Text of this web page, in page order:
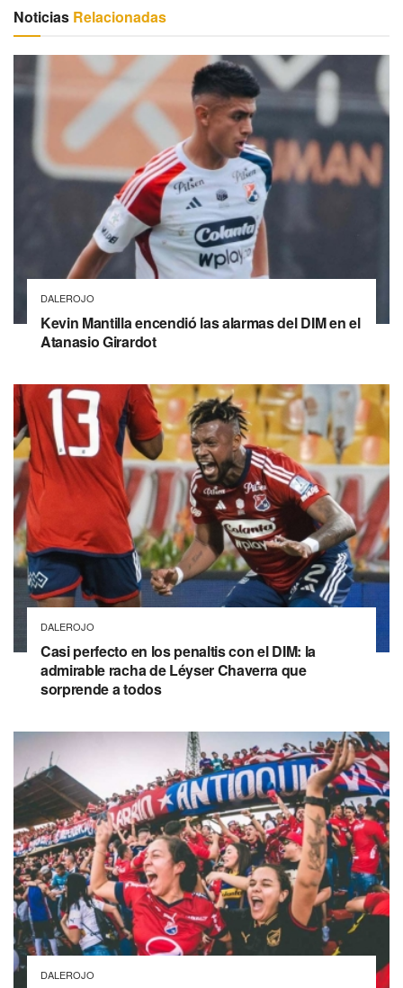
Noticias Relacionadas
DALEROJO
Kevin Mantilla encendió las alarmas del DIM en el
Atanasio Girardot
DALEROJO
Casi perfecto en los penaltis con el DIM: la
admirable racha de Léyser Chaverra que
sorprende a todos
DALEROJO